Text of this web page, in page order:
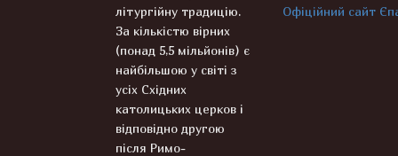
літургійну традицію.
За кількістю вірних
(понад 5,5 мільйонів) є
найбільшою у світі з
усіх Східних
католицьких церков і
відповідно другою
після Римо-
Офіційний сайт